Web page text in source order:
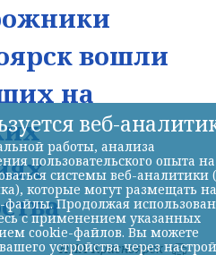
вошли
на
НИА-Красноярск
веб-
работы, анализа
пользовательского опыта на
системы веб-аналитики
которые могут размещать на
файлы. Продолжая
с применением указанных
cookie-файлов. Вы можете
устройства через